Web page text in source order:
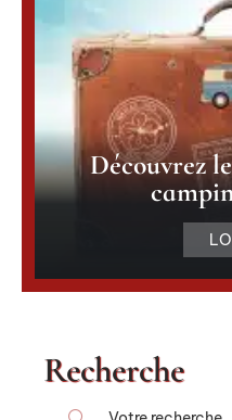
Découvrez
Recherche